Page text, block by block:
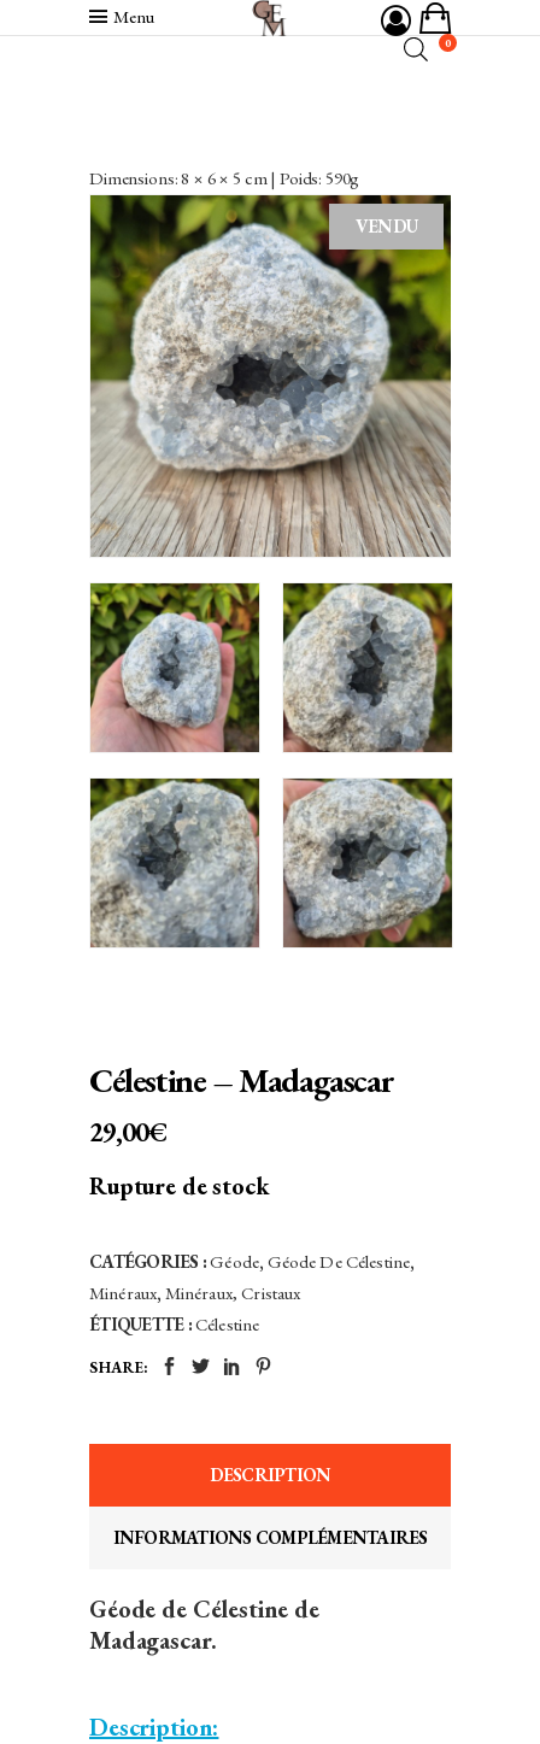
Menu
0
Dimensions: 8 × 6 × 5 cm | Poids: 590g
VENDU
Célestine – Madagascar
29,00€
Rupture de stock
CATÉGORIES :Géode, Géode De Célestine,
Minéraux, Minéraux, Cristaux
ÉTIQUETTE :Célestine
SHARE:
DESCRIPTION
INFORMATIONS COMPLÉMENTAIRES
Géode de Célestine de
Madagascar.
Description: